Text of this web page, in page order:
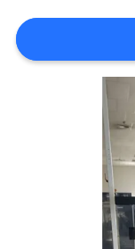
LIÊN
HỆ